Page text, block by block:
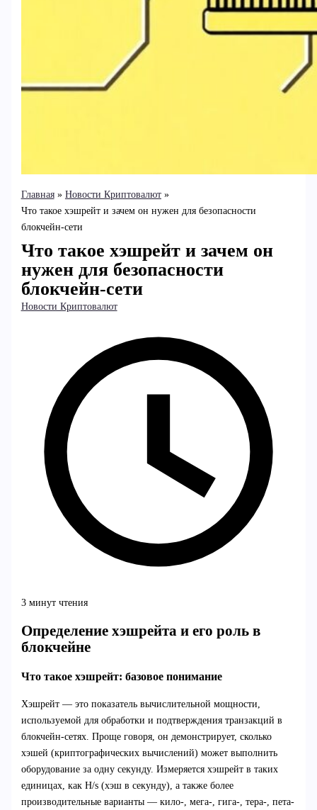
Главная
Новости Криптовалют
Что такое хэшрейт и зачем он нужен для безопасности
блокчейн-сети
Что такое хэшрейт и зачем он
нужен для безопасности
блокчейн-сети
Новости Криптовалют
3 минут чтения
Определение хэшрейта и его роль в
блокчейне
Что такое хэшрейт: базовое понимание
Хэшрейт — это показатель вычислительной мощности,
используемой для обработки и подтверждения транзакций в
блокчейн-сетях. Проще говоря, он демонстрирует, сколько
хэшей (криптографических вычислений) может выполнить
оборудование за одну секунду. Измеряется хэшрейт в таких
единицах, как H/s (хэш в секунду), а также более
производительные варианты — кило-, мега-, гига-, тера-, пета-